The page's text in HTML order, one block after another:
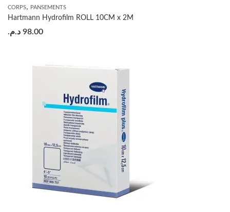
CORPS, PANSEMENTS
Hartmann Hydrofilm ROLL 10CM x 2M
98.00 د.م.